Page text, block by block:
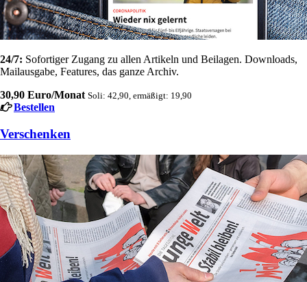
24/7: Sofortiger Zugang zu allen Artikeln und Beilagen. Downloads,
Mailausgabe, Features, das ganze Archiv.
30,90 Euro/Monat Soli: 42,90, ermäßigt: 19,90
Bestellen
Verschenken